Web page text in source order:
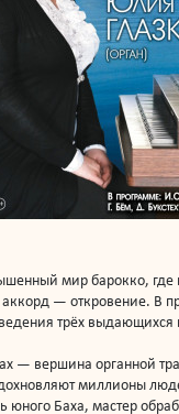
мир барокко,
— откровение. В
трёх выдающихся
— вершина органной
миллионы
юного Баха, мастер